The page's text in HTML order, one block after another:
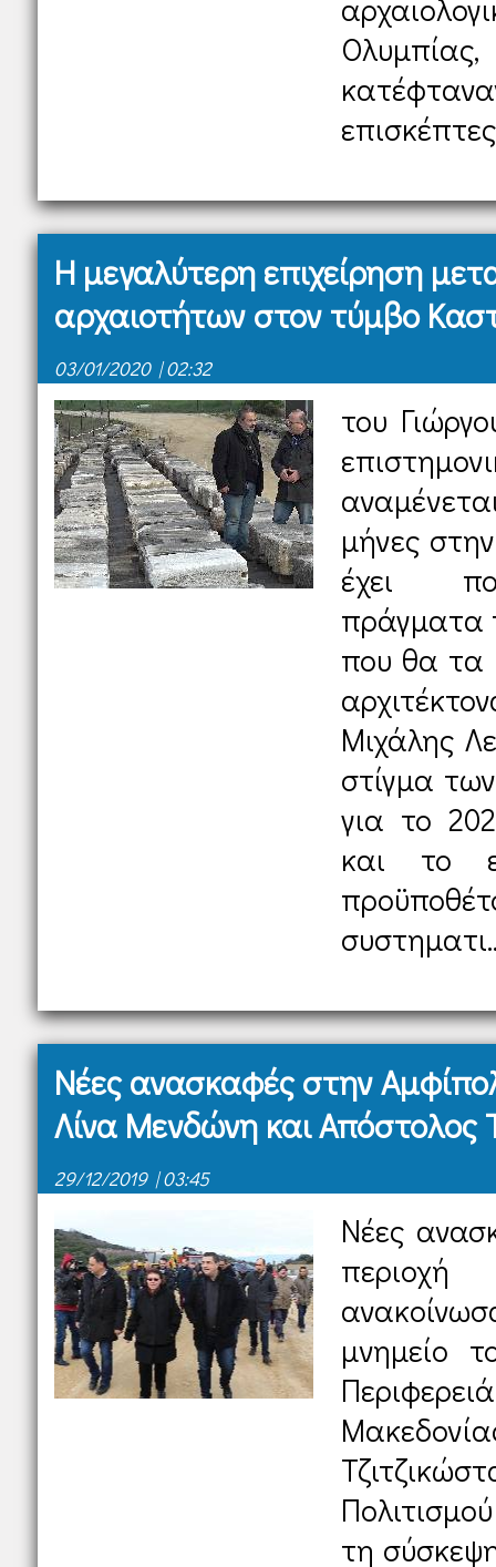
Η μεγαλύτερη επιχείρηση
αρχαιοτήτων στον τύμβο
03/01/2020 | 02:32
του
μήνες
έχει
πράγματα
που θα τα
Μιχάλης
στίγμα
για το
και το
Νέες ανασκαφές στην
Λίνα Μενδώνη και Απόστολος
29/12/2019 | 03:45
Νέες
μνημείο
τη